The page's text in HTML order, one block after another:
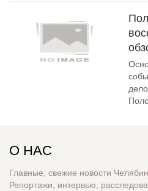
О НАС
Главные, свежие новости
Репортажи, интервью,